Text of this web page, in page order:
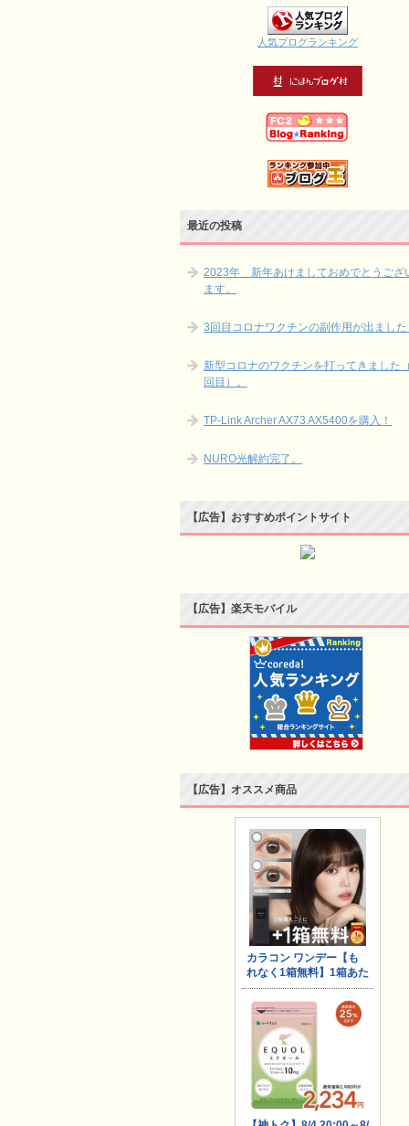
人気ブログランキング
最近の投稿
2023年 新年あけましておめでとうござ
ます。
3回目コロナワクチンの副作用が出まし
新型コロナのワクチンを打ってきました
回目）。
TP-Link Archer AX73 AX5400を購入！
NURO光解約完了。
【広告】おすすめポイントサイト
【広告】楽天モバイル
【広告】オススメ商品